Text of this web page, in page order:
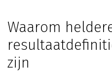
Waarom
zijn